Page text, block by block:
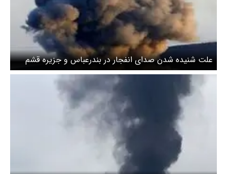
علت شنیده شدن صدای انفجار در بندرعباس و جزیره قشم
چیست؟